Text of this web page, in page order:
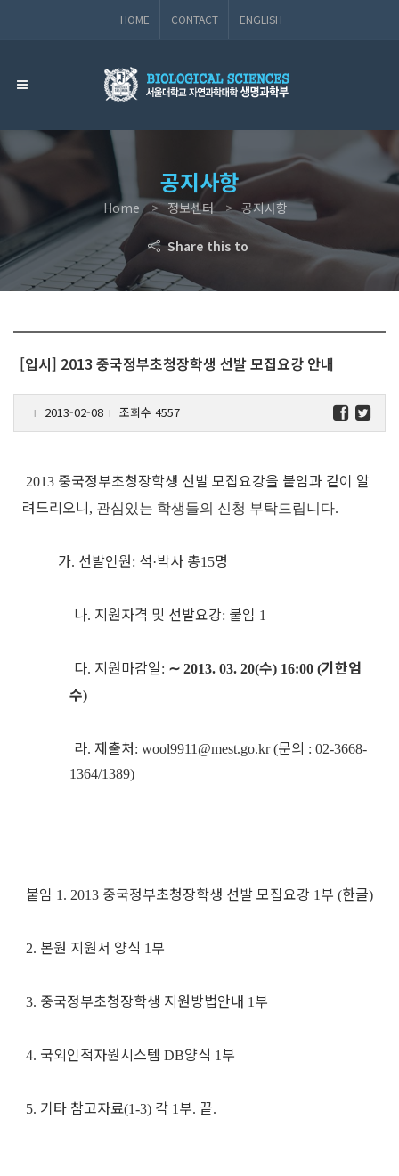
HOME CONTACT ENGLISH
공지사항
Home 정보센터 공지사항
Share this to
[입시] 2013 중국정부초청장학생 선발 모집요강 안내
l 2013-02-08 l 조회수 4557
2013 중국정부초청장학생 선발 모집요강을 붙임과 같이 알
려드리오니, 관심있는 학생들의 신청 부탁드립니다.
가. 선발인원: 석·박사 총15명
나. 지원자격 및 선발요강: 붙임 1
다. 지원마감일: ∼ 2013. 03. 20(수) 16:00 (기한엄
수)
라. 제출처: wool9911@mest.go.kr (문의 : 02-3668-
1364/1389)
붙임 1. 2013 중국정부초청장학생 선발 모집요강 1 부(한글)
2. 본원 지원서 양식 1 부
3. 중국정부초청장학생 지원방법안내 1 부
4. 국외인적자원시스템DB양식 1 부
5. 기타 참고자료(1-3) 각 1 부. 끝.